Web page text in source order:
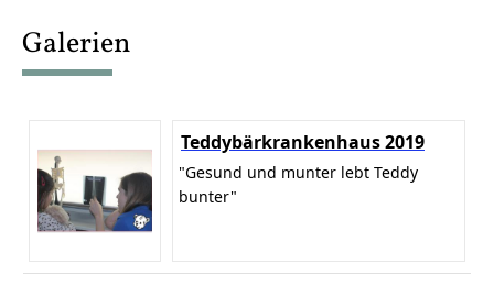
Galerien
Teddybärkrankenhaus 2019
"Gesund und munter lebt Teddy
bunter"